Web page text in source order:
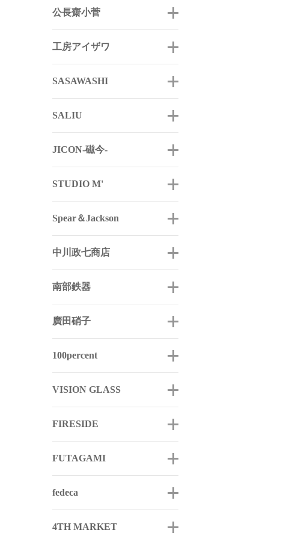
公長齋小菅
工房アイザワ
SASAWASHI
SALIU
JICON-磁今-
STUDIO M'
Spear＆Jackson
中川政七商店
南部鉄器
廣田硝子
100percent
VISION GLASS
FIRESIDE
FUTAGAMI
fedeca
4TH MARKET